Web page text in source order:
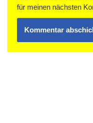
für meinen nächsten